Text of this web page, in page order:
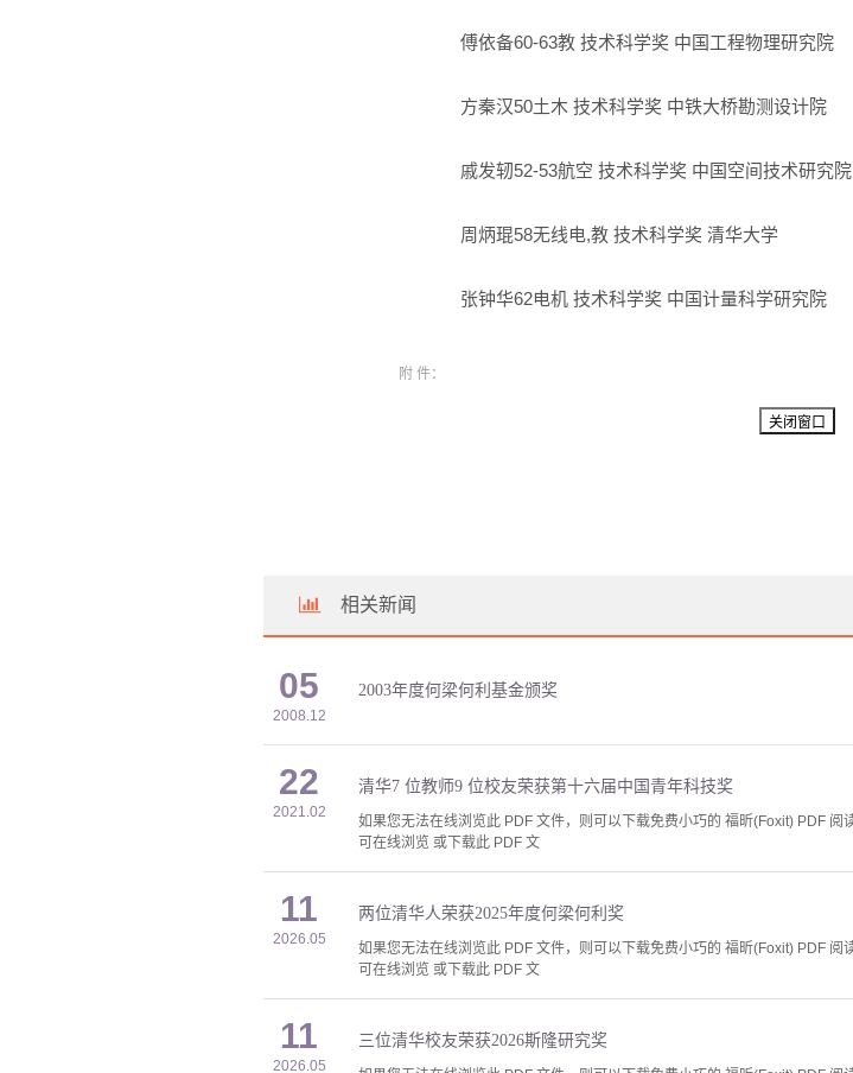
傅依备60-63教 技术科学奖 中国工程物理研究院
方秦汉50土木 技术科学奖 中铁大桥勘测设计院
戚发轫52-53航空 技术科学奖 中国空间技术研究院
周炳琨58无线电,教 技术科学奖 清华大学
张钟华62电机 技术科学奖 中国计量科学研究院
附 件：
相关新闻
05
2008.12
2003年度何梁何利基金颁奖
22
2021.02
清华7 位教师9 位校友荣获第十六届中国青年科技奖
如果您无法在线浏览此 PDF 文件，则可以下载免费小巧的 福昕(Foxit) PDF
可在线浏览 或下载此 PDF 文
11
2026.05
两位清华人荣获2025年度何梁何利奖
如果您无法在线浏览此 PDF 文件，则可以下载免费小巧的 福昕(Foxit) PDF
可在线浏览 或下载此 PDF 文
11
2026.05
三位清华校友荣获2026斯隆研究奖